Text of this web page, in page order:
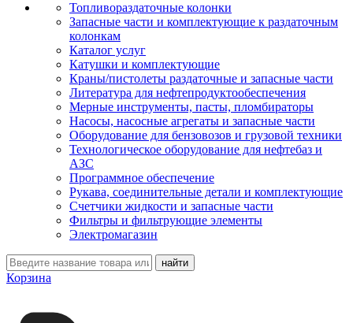
Топливораздаточные колонки
Запасные части и комплектующие к раздаточным
колонкам
Каталог услуг
Катушки и комплектующие
Краны/пистолеты раздаточные и запасные части
Литература для нефтепродуктообеспечения
Мерные инструменты, пасты, пломбираторы
Насосы, насосные агрегаты и запасные части
Оборудование для бензовозов и грузовой техники
Технологическое оборудование для нефтебаз и
АЗС
Программное обеспечение
Рукава, соединительные детали и комплектующие
Счетчики жидкости и запасные части
Фильтры и фильтрующие элементы
Электромагазин
Корзина